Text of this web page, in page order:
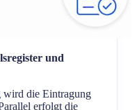
und
wird die Eintragung
erfolgt die